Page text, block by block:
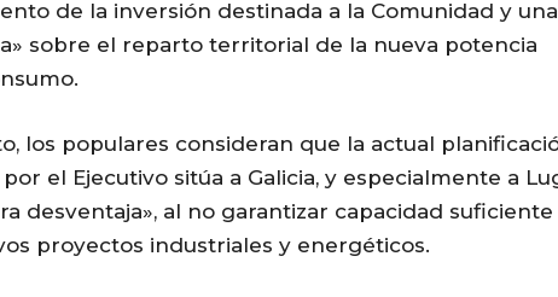
de la inversión destinada a la Comunidad y una
sobre el reparto territorial de la nueva potencia
los populares consideran que la actual
el Ejecutivo sitúa a Galicia, y especialmente a
desventaja», al no garantizar capacidad suficiente
proyectos industriales y energéticos.